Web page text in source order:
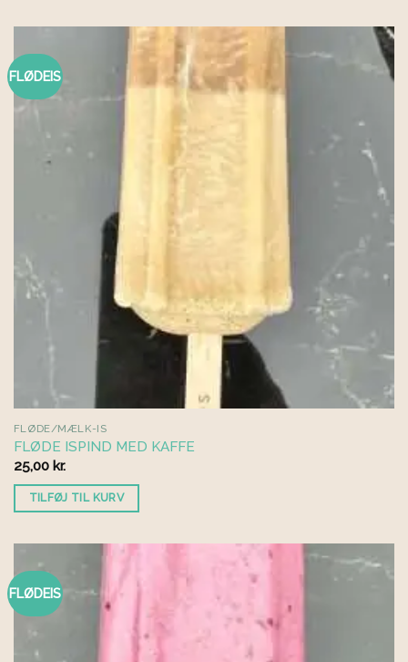
FLØDEIS
FLØDE/MÆLK-IS
FLØDE ISPIND MED KAFFE
25,00 kr.
TILFØJ TIL KURV
FLØDEIS